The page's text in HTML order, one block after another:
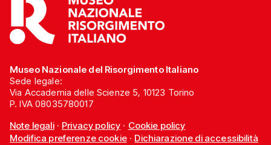
Museo Nazionale del Risorgimento Italiano
Sede legale:
Via Accademia delle Scienze 5, 10123 Torino
P. IVA 08035780017
Note legali· Privacy policy · Cookie policy
Modifica preferenze cookie· Dichiarazione di accessibilità